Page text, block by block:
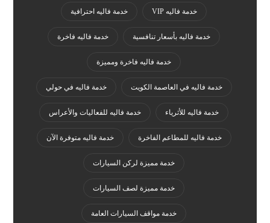
خدمة فاليه VIP خدمة فاليه احترافية
خدمة فاليه بأسعار تنافسية خدمة فاليه فاخرة
خدمة فاليه فاخرة ومميزة
خدمة فاليه في العاصمة الكويت خدمة فاليه في حولي
خدمة فاليه للأثرياء خدمة فاليه للفعاليات والأعراس
خدمة فاليه للمطاعم الفاخرة خدمة فاليه متوفرة الآن
خدمة مميزة لركن السيارات
خدمة مميزة لصف السيارات
خدمة مواقف السيارات العامة